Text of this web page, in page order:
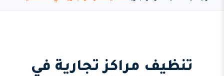
تنظيف مراكز تجارية في